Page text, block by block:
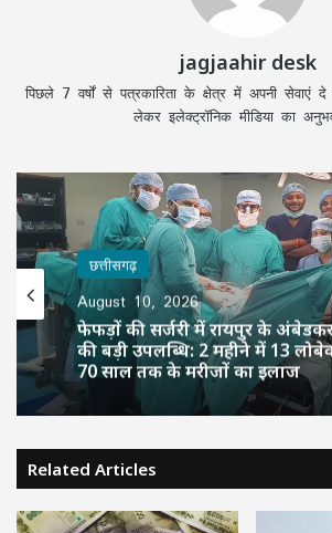
jagjaahir desk
पिछले 7 वर्षों से पत्रकारिता के क्षेत्र में अपनी
लेकर इलेक्ट्रॉनिक मीडिया का
छत्तीसगढ़
August 10, 2026
फेफड़ों की सर्जरी में रायपुर के
की बड़ी उपलब्धि: 2 महीने में 13
70 साल तक के मरीजों का इलाज
Related Articles